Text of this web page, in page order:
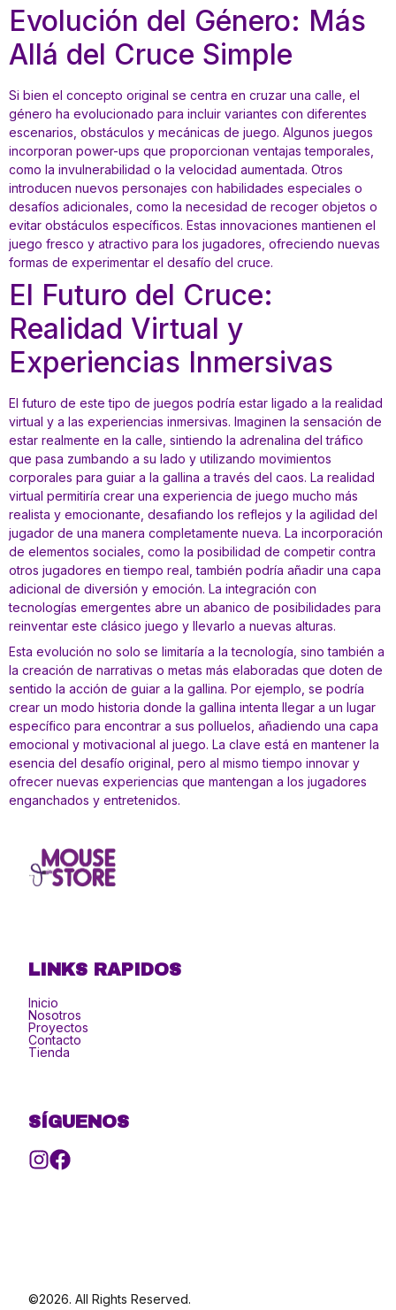
Evolución del Género: Más
Allá del Cruce Simple
Si bien el concepto original se centra en cruzar una calle, el
género ha evolucionado para incluir variantes con diferentes
escenarios, obstáculos y mecánicas de juego. Algunos juegos
incorporan power-ups que proporcionan ventajas temporales,
como la invulnerabilidad o la velocidad aumentada. Otros
introducen nuevos personajes con habilidades especiales o
desafíos adicionales, como la necesidad de recoger objetos o
evitar obstáculos específicos. Estas innovaciones mantienen el
juego fresco y atractivo para los jugadores, ofreciendo nuevas
formas de experimentar el desafío del cruce.
El Futuro del Cruce:
Realidad Virtual y
Experiencias Inmersivas
El futuro de este tipo de juegos podría estar ligado a la realidad
virtual y a las experiencias inmersivas. Imaginen la sensación de
estar realmente en la calle, sintiendo la adrenalina del tráfico
que pasa zumbando a su lado y utilizando movimientos
corporales para guiar a la gallina a través del caos. La realidad
virtual permitiría crear una experiencia de juego mucho más
realista y emocionante, desafiando los reflejos y la agilidad del
jugador de una manera completamente nueva. La incorporación
de elementos sociales, como la posibilidad de competir contra
otros jugadores en tiempo real, también podría añadir una capa
adicional de diversión y emoción. La integración con
tecnologías emergentes abre un abanico de posibilidades para
reinventar este clásico juego y llevarlo a nuevas alturas.
Esta evolución no solo se limitaría a la tecnología, sino también a
la creación de narrativas o metas más elaboradas que doten de
sentido la acción de guiar a la gallina. Por ejemplo, se podría
crear un modo historia donde la gallina intenta llegar a un lugar
específico para encontrar a sus polluelos, añadiendo una capa
emocional y motivacional al juego. La clave está en mantener la
esencia del desafío original, pero al mismo tiempo innovar y
ofrecer nuevas experiencias que mantengan a los jugadores
enganchados y entretenidos.
LINKS RAPIDOS
Inicio
Nosotros
Proyectos
Contacto
Tienda
SÍGUENOS
©2026. All Rights Reserved.